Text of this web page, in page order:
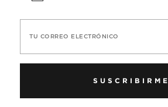
TU CORREO ELECTRÓNICO
SUSCRIBIRME